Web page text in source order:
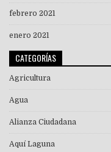
febrero 2021
enero 2021
CATEGORÍAS
Agricultura
Agua
Alianza Ciudadana
Aquí Laguna